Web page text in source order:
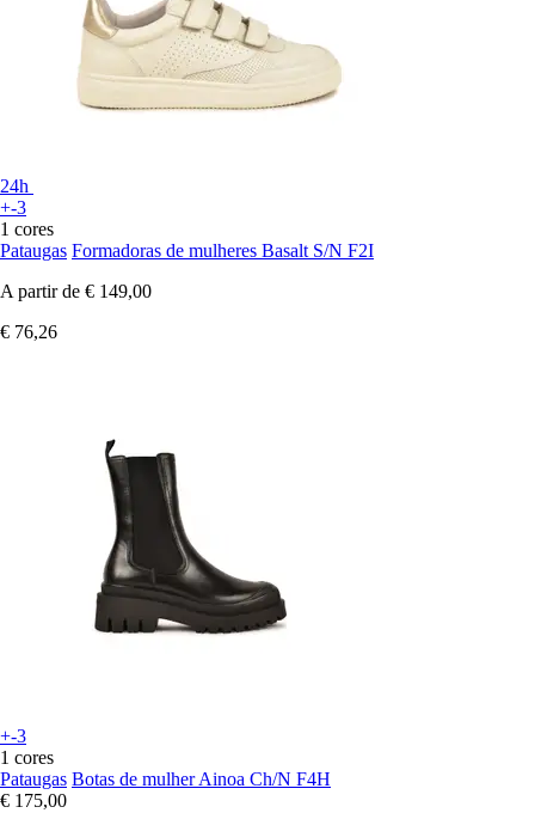
24h
+-3
1 cores
Pataugas Formadoras de mulheres Basalt S/N F2I
A partir de € 149,00
€ 76,26
+-3
1 cores
Pataugas Botas de mulher Ainoa Ch/N F4H
€ 175,00